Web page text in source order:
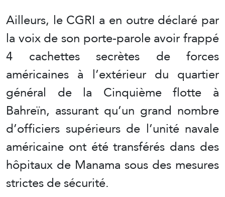
Ailleurs, le CGRI a en outre déclaré par
la voix de son porte-parole avoir frappé
4 cachettes secrètes de forces
américaines à l’extérieur du quartier
général de la Cinquième flotte à
Bahreïn, assurant qu’un grand nombre
d’officiers supérieurs de l’unité navale
américaine ont été transférés dans des
hôpitaux de Manama sous des mesures
strictes de sécurité.